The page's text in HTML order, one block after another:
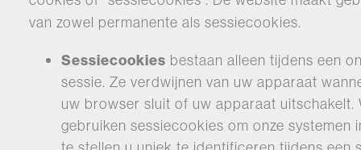
van zowel permanente als sessiecookies.
Sessiecookies bestaan alleen tijdens een
sessie. Ze verdwijnen van uw apparaat
uw browser sluit of uw apparaat uitschakelt.
gebruiken sessiecookies om onze systemen